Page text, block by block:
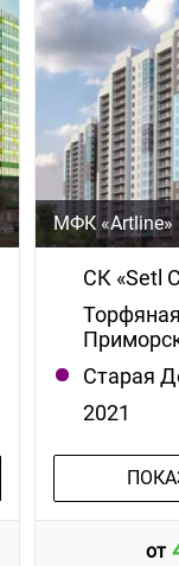
МФК «Artline»
СК «Setl
Старая
2021
от